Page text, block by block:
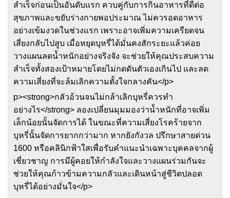
สำเร็จก่อนเป็นอันดับแรก ควบคู่กับการกินอาหารที่ดีต่อ
สุขภาพและขยับร่างกายพอประมาณ ไม่ควรอดอาหาร
อย่างเข้มงวดในช่วงแรก เพราะอาจเพิ่มความเครียดจน
เสี่ยงกลับไปสูบ เมื่อหยุดบุหรี่ได้มั่นคงสักระยะแล้วค่อย
วางแผนลดน้ำหนักอย่างจริงจัง จะช่วยให้คุณประสบความ
สำเร็จทั้งสองเป้าหมายโดยไม่กดดันตัวเองเกินไป และลด
ความเสี่ยงที่จะล้มเลิกความตั้งใจกลางคัน</p>
p><strong>กลัวอ้วนจนไม่กล้าเลิกบุหรี่ควรทำ
อย่างไร</strong> ลองเปลี่ยนมุมมองว่าน้ำหนักที่อาจเพิ่ม
เล็กน้อยนั้นจัดการได้ ในขณะที่ความเสี่ยงโรคร้ายจาก
บุหรี่นั้นจัดการยากกว่ามาก หากยังกังวล ปรึกษาสายด่วน
1600 หรือคลินิกฟ้าใสเพื่อรับคำแนะนำเฉพาะบุคคลจากผู้
เชี่ยวชาญ การมีผู้คอยให้กำลังใจและวางแผนร่วมกันจะ
ช่วยให้คุณก้าวข้ามความกลัวและเดินหน้าสู่ชีวิตปลอด
บุหรี่ได้อย่างมั่นใจ</p>